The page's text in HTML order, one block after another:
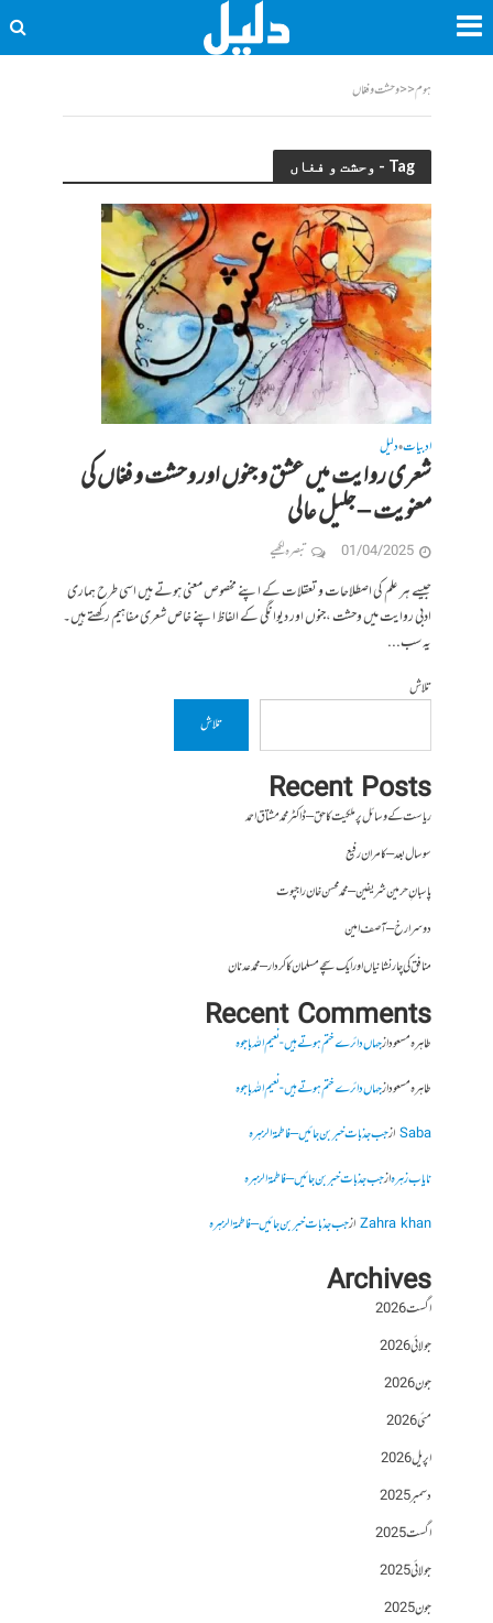
ہوم<<وحشت و فغاں
Tag - وحشت و فغاں
ادبیات•دلیل
شعری روایت میں عشق و جنوں اور وحشت و فغاں کی
معنویت – جلیل عالی
01/04/2025 تبصرہ لکھیے
جیسے ہر علم کی اصطلاحات و تعقلات کے اپنے مخصوص معنی ہوتے ہیں اسی طرح ہماری
ادبی روایت میں وحشت ،جنوں اور دیوانگی کے الفاظ اپنے خاص شعری مفاہیم رکھتے ہیں۔
یہ سب...
تلاش
تلاش
Recent Posts
ریاست کے وسائل پر ملکیت کا حق – ڈاکٹر محمد مشتاق احمد
سو سال بعد – کامران رفیع
پاسبانِ حرمین شریفین – محمد محسن خان راجپوت
دوسرا رخ – آصف امین
منافق کی چار نشانیاں اور ایک سچے مسلمان کا کردار – محمد عدنان
Recent Comments
طاہرہ مسعودازجہاں دائرے ختم ہوتے ہیں- نعیم اللہ باجوہ
طاہرہ مسعودازجہاں دائرے ختم ہوتے ہیں- نعیم اللہ باجوہ
Sabaازجب جذبات خبر بن جائیں – فاطمۃالزہرہ
نایاب زہرہازجب جذبات خبر بن جائیں – فاطمۃالزہرہ
Zahra khanازجب جذبات خبر بن جائیں – فاطمۃالزہرہ
Archives
اگست 2026
جولائی 2026
جون 2026
مئی 2026
اپریل 2026
دسمبر 2025
اگست 2025
جولائی 2025
جون 2025